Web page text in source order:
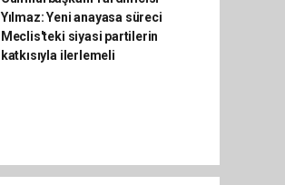
Yılmaz: Yeni anayasa süreci
Meclis'teki siyasi partilerin
katkısıyla ilerlemeli